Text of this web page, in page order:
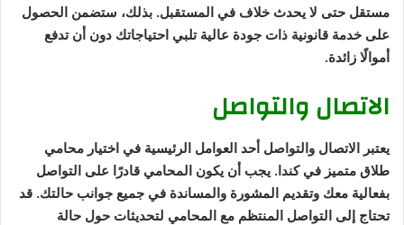
مستقل حتى لا يحدث خلاف في المستقبل. بذلك، ستضمن الحصول
على خدمة قانونية ذات جودة عالية تلبي احتياجاتك دون أن تدفع
أموالًا زائدة.
الاتصال والتواصل
يعتبر الاتصال والتواصل أحد العوامل الرئيسية في اختيار محامي
طلاق متميز في كندا. يجب أن يكون المحامي قادرًا على التواصل
بفعالية معك وتقديم المشورة والمساندة في جميع جوانب حالتك. قد
تحتاج إلى التواصل المنتظم مع المحامي لتحديثات حول حالة